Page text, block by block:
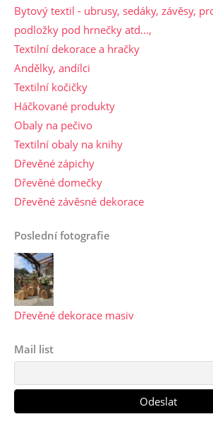
Bytový textil - ubrusy, sedáky, závěsy,
podložky pod hrnečky atd...,
Textilní dekorace a hračky
Andělky, andílci
Textilní kočičky
Háčkované produkty
Obaly na pečivo
Textilní obaly na knihy
Dřevěné zápichy
Dřevěné domečky
Dřevěné závěsné dekorace
Poslední fotografie
Dřevěné dekorace masiv
Mail list